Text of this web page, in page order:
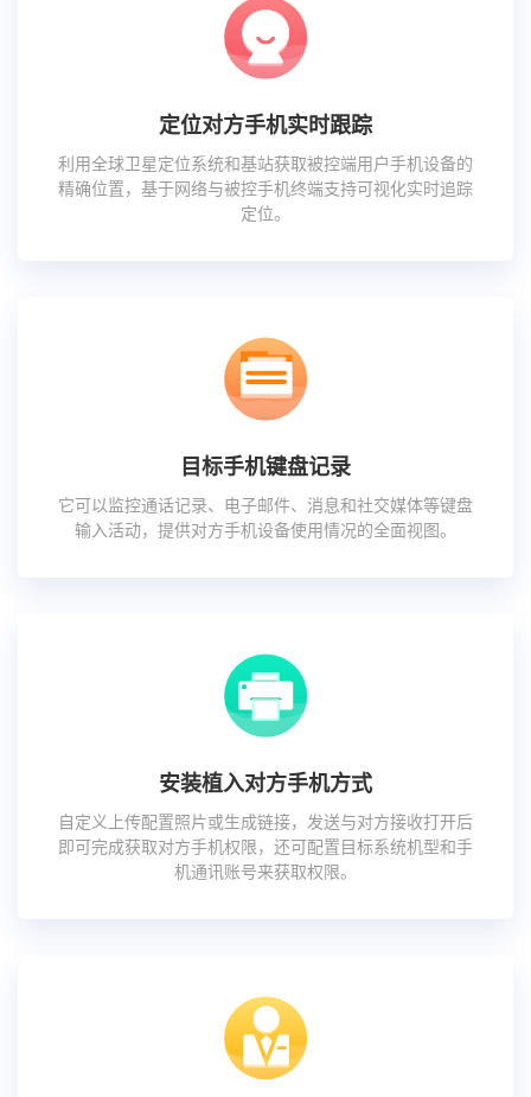
定位对方手机实时跟踪
利用全球卫星定位系统和基站获取被控端用户手机设备的
精确位置，基于网络与被控手机终端支持可视化实时追踪
定位。
目标手机键盘记录
它可以监控通话记录、电子邮件、消息和社交媒体等键盘
输入活动，提供对方手机设备使用情况的全面视图。
安装植入对方手机方式
自定义上传配置照片或生成链接，发送与对方接收打开后
即可完成获取对方手机权限，还可配置目标系统机型和手
机通讯账号来获取权限。